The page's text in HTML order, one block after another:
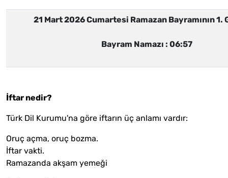
21 Mart 2026 Cumartesi Ramazan Bayramının 1.
Bayram Namazı : 06:57
İftar nedir?
Türk Dil Kurumu'na göre iftarın üç anlamı vardır:
Oruç açma, oruç bozma.
İftar vakti.
Ramazanda akşam yemeği